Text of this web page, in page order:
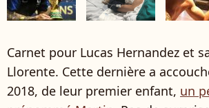
Carnet pour Lucas Hernandez et
Llorente. Cette dernière a
2018, de leur premier enfant, un